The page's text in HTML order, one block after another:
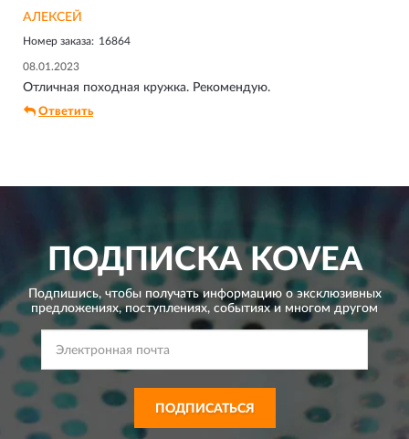
АЛЕКСЕЙ
Номер заказа: 16864
08.01.2023
Отличная походная кружка. Рекомендую.
Ответить
ПОДПИСКАKOVEA
Подпишись, чтобы получать информацию о эксклюзивных
предложениях,поступлениях, событиях и многом другом
ПОДПИСАТЬСЯ